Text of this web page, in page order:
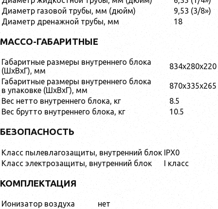
Диаметр газовой трубы, мм (дюйм)
9,53 (3/8»)
Диаметр дренажной трубы, мм
18
МАССО-ГАБАРИТНЫЕ
Габаритные размеры внутреннего блока
(ШxВxГ), мм
834x280x220
Габаритные размеры внутреннего блока
в упаковке (ШxВxГ), мм
870x335x265
Вес нетто внутреннего блока, кг
8.5
Вес брутто внутреннего блока, кг
10.5
БЕЗОПАСНОСТЬ
Класс пылевлагозащиты, внутренний блок IPX0
Класс электрозащиты, внутренний блок
I класс
КОМПЛЕКТАЦИЯ
Ионизатор воздуха
нет